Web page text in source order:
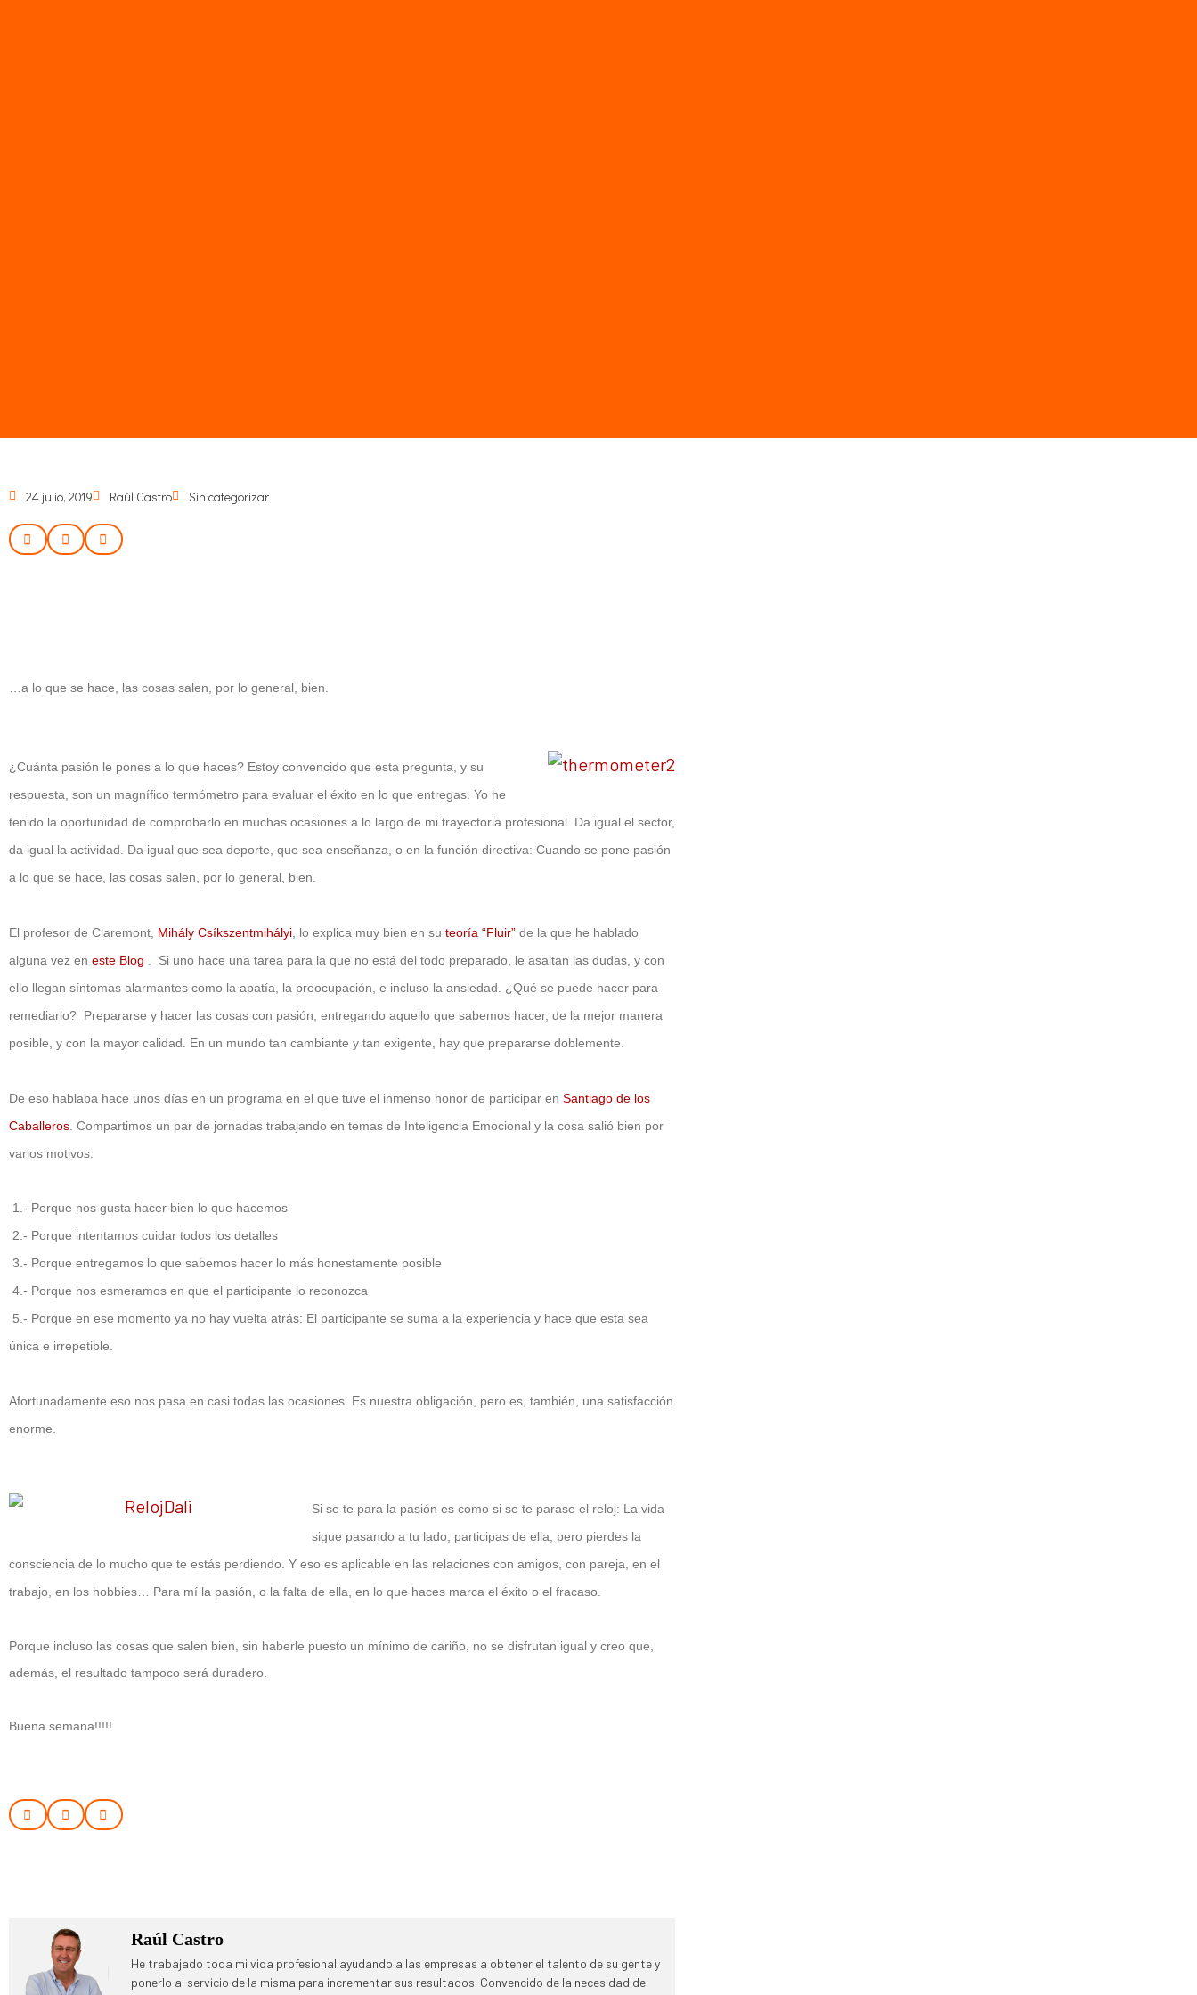
24 julio, 2019 Raúl Castro Sin categorizar
…a lo que se hace, las cosas salen, por lo general, bien.
¿Cuánta pasión le pones a lo que haces? Estoy convencido que esta pregunta, y su
respuesta, son un magnífico termómetro para evaluar el éxito en lo que entregas. Yo he
tenido la oportunidad de comprobarlo en muchas ocasiones a lo largo de mi trayectoria profesional. Da igual el sector,
da igual la actividad. Da igual que sea deporte, que sea enseñanza, o en la función directiva: Cuando se pone pasión
a lo que se hace, las cosas salen, por lo general, bien.
El profesor de Claremont, Mihály Csíkszentmihályi, lo explica muy bien en su teoría “Fluir” de la que he hablado
alguna vez en este Blog . Si uno hace una tarea para la que no está del todo preparado, le asaltan las dudas, y con
ello llegan síntomas alarmantes como la apatía, la preocupación, e incluso la ansiedad. ¿Qué se puede hacer para
remediarlo? Prepararse y hacer las cosas con pasión, entregando aquello que sabemos hacer, de la mejor manera
posible, y con la mayor calidad. En un mundo tan cambiante y tan exigente, hay que prepararse doblemente.
De eso hablaba hace unos días en un programa en el que tuve el inmenso honor de participar en Santiago de los
Caballeros. Compartimos un par de jornadas trabajando en temas de Inteligencia Emocional y la cosa salió bien por
varios motivos:
1.- Porque nos gusta hacer bien lo que hacemos
2.- Porque intentamos cuidar todos los detalles
3.- Porque entregamos lo que sabemos hacer lo más honestamente posible
4.- Porque nos esmeramos en que el participante lo reconozca
5.- Porque en ese momento ya no hay vuelta atrás: El participante se suma a la experiencia y hace que esta sea
única e irrepetible.
Afortunadamente eso nos pasa en casi todas las ocasiones. Es nuestra obligación, pero es, también, una satisfacción
enorme.
Si se te para la pasión es como si se te parase el reloj: La vida
sigue pasando a tu lado, participas de ella, pero pierdes la
consciencia de lo mucho que te estás perdiendo. Y eso es aplicable en las relaciones con amigos, con pareja, en el
trabajo, en los hobbies… Para mí la pasión, o la falta de ella, en lo que haces marca el éxito o el fracaso.
Porque incluso las cosas que salen bien, sin haberle puesto un mínimo de cariño, no se disfrutan igual y creo que,
además, el resultado tampoco será duradero.
Buena semana!!!!!
Raúl Castro
He trabajado toda mi vida profesional ayudando a las empresas a obtener el talento de su gente y
ponerlo al servicio de la misma para incrementar sus resultados. Convencido de la necesidad de